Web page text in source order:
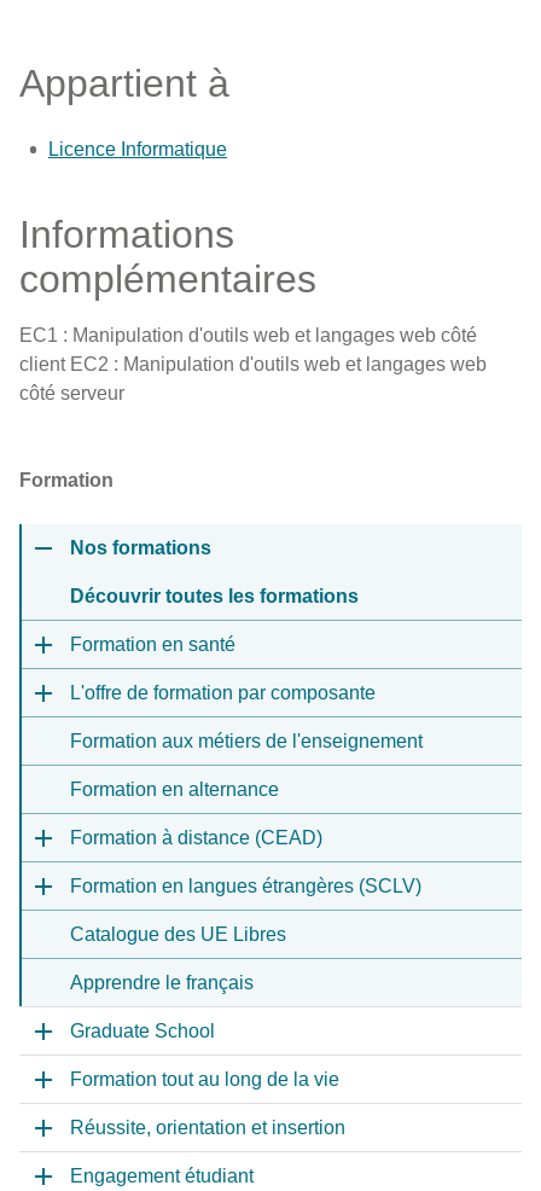
Appartient à
Licence Informatique
Informations
complémentaires
EC1 : Manipulation d'outils web et langages web côté
client EC2 : Manipulation d'outils web et langages web
côté serveur
Formation
Nos formations
Découvrir toutes les formations
Formation en santé
L'offre de formation par composante
Formation aux métiers de l'enseignement
Formation en alternance
Formation à distance (CEAD)
Formation en langues étrangères (SCLV)
Catalogue des UE Libres
Apprendre le français
Graduate School
Formation tout au long de la vie
Réussite, orientation et insertion
Engagement étudiant